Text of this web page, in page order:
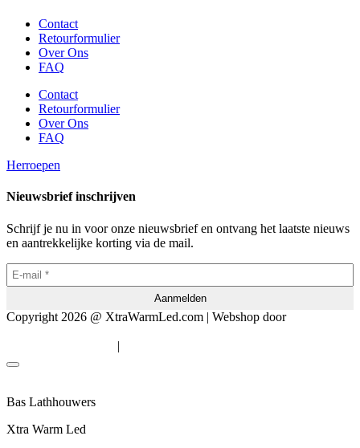
Contact
Retourformulier
Over Ons
FAQ
Contact
Retourformulier
Over Ons
FAQ
Herroepen
Nieuwsbrief inschrijven
Schrijf je nu in voor onze nieuwsbrief en ontvang het laatste nieuws
en aantrekkelijke korting via de mail.
Copyright 2026 @ XtraWarmLed.com | Webshop door
|
Bas Lathhouwers
Xtra Warm Led